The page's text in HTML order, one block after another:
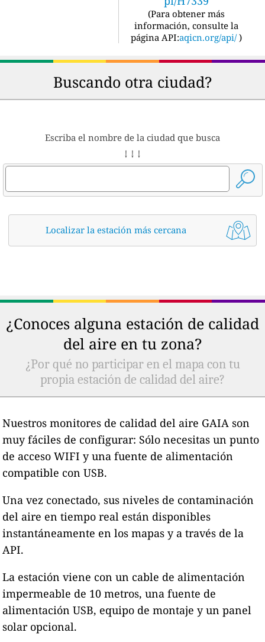
(Para obtener más
información, consulte la
página API:aqicn.org/api/ )
Buscando otra ciudad?
Escriba el nombre de la ciudad que busca
↓ ↓ ↓
Localizar la estación más cercana
¿Conoces alguna estación de calidad
del aire en tu zona?
¿Por qué no participar en el mapa con tu
propia estación de calidad del aire?
Nuestros monitores de calidad del aire GAIA son
muy fáciles de configurar: Sólo necesitas un punto
de acceso WIFI y una fuente de alimentación
compatible con USB.
Una vez conectado, sus niveles de contaminación
del aire en tiempo real están disponibles
instantáneamente en los mapas y a través de la
API.
La estación viene con un cable de alimentación
impermeable de 10 metros, una fuente de
alimentación USB, equipo de montaje y un panel
solar opcional.